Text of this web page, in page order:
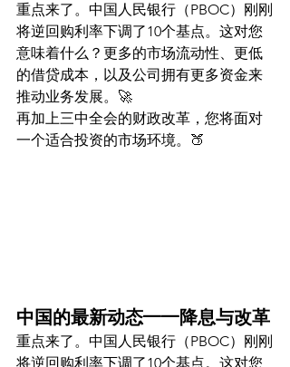
重点来了。中国人民银行（PBOC）刚刚
将逆回购利率下调了10个基点。这对您
意味着什么？更多的市场流动性、更低
的借贷成本，以及公司拥有更多资金来
推动业务发展。🚀
再加上三中全会的财政改革，您将面对
一个适合投资的市场环境。🍑
中国的最新动态——降息与改革
重点来了。中国人民银行（PBOC）刚刚
将逆回购利率下调了10个基点。这对您